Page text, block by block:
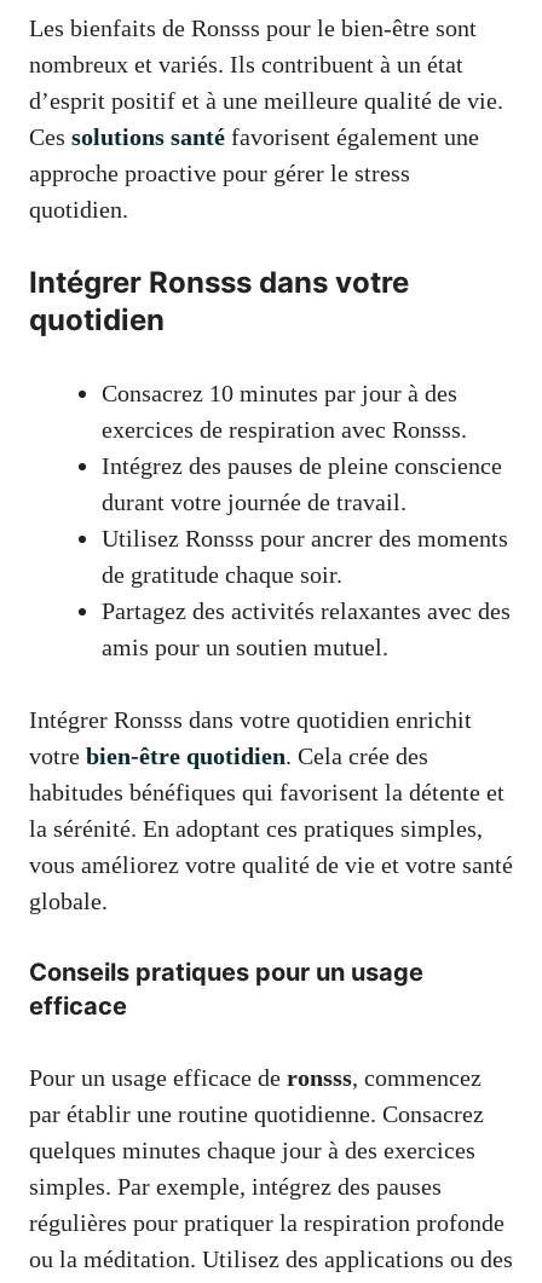
Les bienfaits de Ronsss pour le bien-être sont
nombreux et variés. Ils contribuent à un état
d’esprit positif et à une meilleure qualité de vie.
Ces solutions santé favorisent également une
approche proactive pour gérer le stress
quotidien.
Intégrer Ronsss dans votre
quotidien
Consacrez 10 minutes par jour à des
exercices de respiration avec Ronsss.
Intégrez des pauses de pleine conscience
durant votre journée de travail.
Utilisez Ronsss pour ancrer des moments
de gratitude chaque soir.
Partagez des activités relaxantes avec des
amis pour un soutien mutuel.
Intégrer Ronsss dans votre quotidien enrichit
votre bien-être quotidien. Cela crée des
habitudes bénéfiques qui favorisent la détente et
la sérénité. En adoptant ces pratiques simples,
vous améliorez votre qualité de vie et votre santé
globale.
Conseils pratiques pour un usage
efficace
Pour un usage efficace de ronsss, commencez
par établir une routine quotidienne. Consacrez
quelques minutes chaque jour à des exercices
simples. Par exemple, intégrez des pauses
régulières pour pratiquer la respiration profonde
ou la méditation. Utilisez des applications ou des